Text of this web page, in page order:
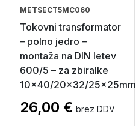
METSECT5MC060
Tokovni transformator
– polno jedro –
montaža na DIN letev
600/5 – za zbiralke
10×40/20×32/25x25mm
26,00 € brez DDV